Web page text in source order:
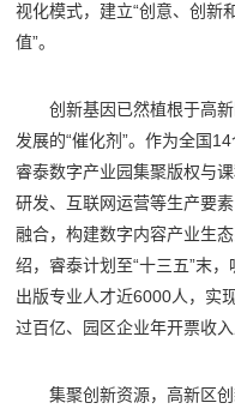
视化模式，建立“创意、创新
值”。
创新基因已然植根于高
发展的“催化剂”。作为全国
睿泰数字产业园集聚版权与
研发、互联网运营等生产要
融合，构建数字内容产业生
绍，睿泰计划至“十三五”末
出版专业人才近6000人，实
过百亿、园区企业年开票收入
集聚创新资源，高新区